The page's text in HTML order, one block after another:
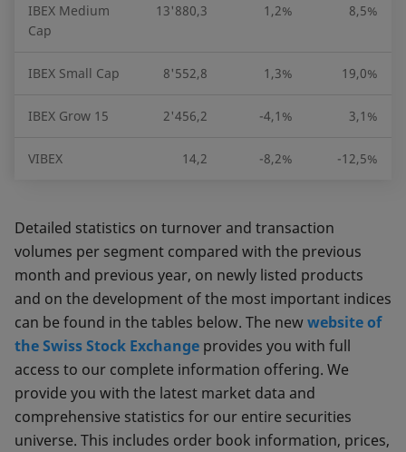
IBEX Medium
Cap
13'880,3 1,2% 8,5%
IBEX Small Cap 8'552,8 1,3% 19,0%
IBEX Grow 15 2'456,2 -4,1% 3,1%
VIBEX 14,2 -8,2% -12,5%
Detailed statistics on turnover and transaction
volumes per segment compared with the previous
month and previous year, on newly listed products
and on the development of the most important indices
can be found in the tables below. The newwebsite of
the Swiss Stock Exchange provides you with full
access to our complete information offering. We
provide you with the latest market data and
comprehensive statistics for our entire securities
universe. This includes order book information, prices,